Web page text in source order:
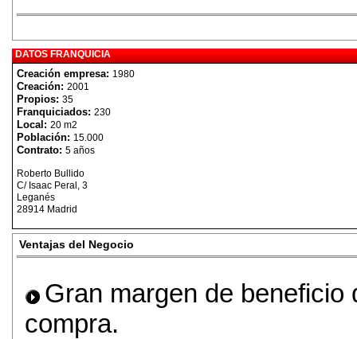
DATOS FRANQUICIA
Creación empresa: 1980
Creación: 2001
Propios: 35
Franquiciados: 230
Local: 20 m2
Población: 15.000
Contrato: 5 años
Roberto Bullido
C/ Isaac Peral, 3
Leganés
28914 Madrid
Ventajas del Negocio
Gran margen de beneficio
compra.